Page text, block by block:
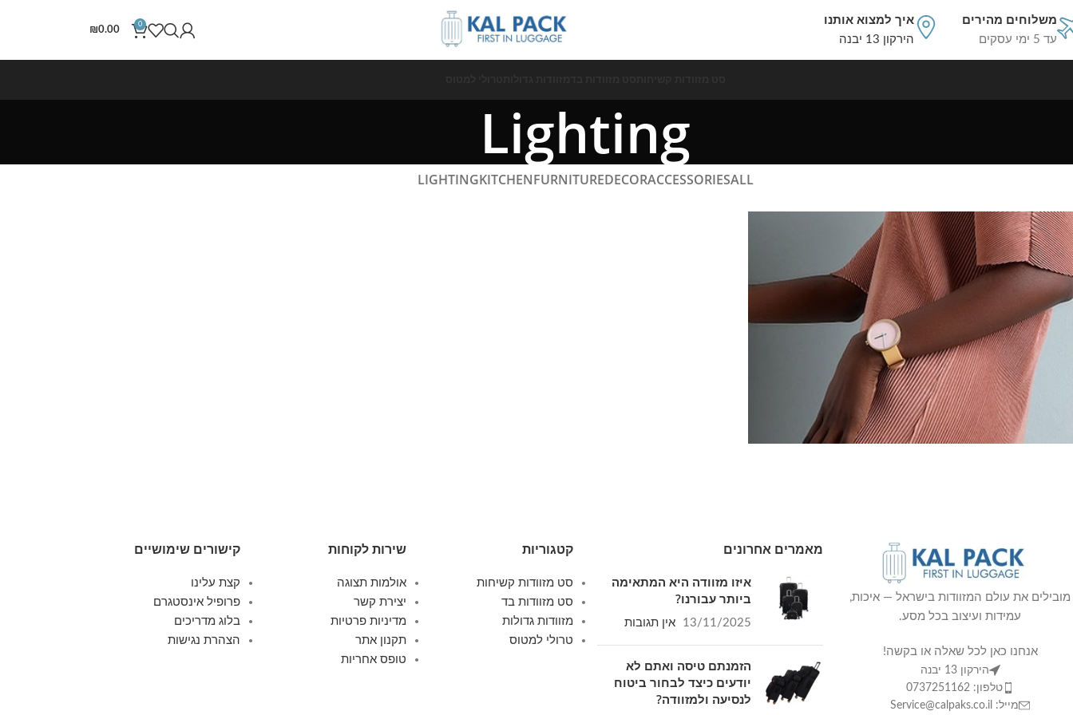
משלוחים מהירים
עד 5 ימי עסקים
איך למצוא אותנו
הירקון 13 יבנה
0
₪0.00
Lighting
ALL
ACCESSORIES
DECOR
FURNITURE
KITCHEN
LIGHTING
מובילים את עולם המזוודות בישראל — איכות,
עמידות ועיצוב בכל מסע.
אנחנו כאן לכל שאלה או בקשה!
הירקון 13 יבנה
טלפון: 0737251162
מייל: Service@calpaks.co.il
מאמרים אחרונים
איזו מזוודה היא המתאימה
ביותר עבורנו?
13/11/2025 אין תגובות
הזמנתם טיסה ואתם לא
יודעים כיצד לבחור ביטוח
לנסיעה ולמזוודה?
קטגוריות
סט מזוודות קשיחות
סט מזוודות בד
מזוודות גדולות
טרולי למטוס
שירות לקוחות
אולמות תצוגה
יצירת קשר
מדיניות פרטיות
תקנון אתר
טופס אחריות
קישורים שימושיים
קצת עלינו
פרופיל אינסטגרם
בלוג מדריכים
הצהרת נגישות